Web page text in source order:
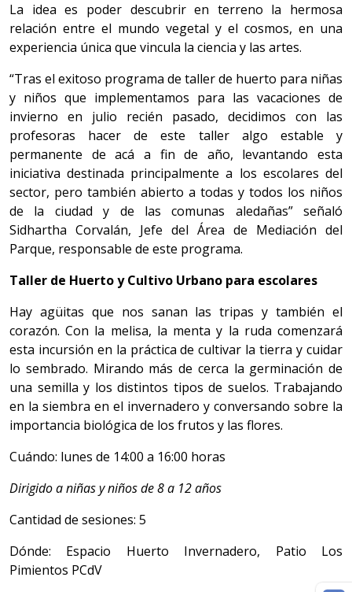
La idea es poder descubrir en terreno la hermosa
relación entre el mundo vegetal y el cosmos, en una
experiencia única que vincula la ciencia y las artes.
“Tras el exitoso programa de taller de huerto para niñas
y niños que implementamos para las vacaciones de
invierno en julio recién pasado, decidimos con las
profesoras hacer de este taller algo estable y
permanente de acá a fin de año, levantando esta
iniciativa destinada principalmente a los escolares del
sector, pero también abierto a todas y todos los niños
de la ciudad y de las comunas aledañas” señaló
Sidhartha Corvalán, Jefe del Área de Mediación del
Parque, responsable de este programa.
Taller de Huerto y Cultivo Urbano para escolares
Hay agüitas que nos sanan las tripas y también el
corazón. Con la melisa, la menta y la ruda comenzará
esta incursión en la práctica de cultivar la tierra y cuidar
lo sembrado. Mirando más de cerca la germinación de
una semilla y los distintos tipos de suelos. Trabajando
en la siembra en el invernadero y conversando sobre la
importancia biológica de los frutos y las flores.
Cuándo: lunes de 14:00 a 16:00 horas
Dirigido a niñas y niños de 8 a 12 años
Cantidad de sesiones: 5
Dónde: Espacio Huerto Invernadero, Patio Los
Pimientos PCdV